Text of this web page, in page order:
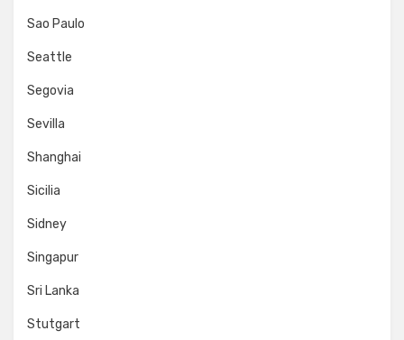
Sao Paulo
Seattle
Segovia
Sevilla
Shanghai
Sicilia
Sidney
Singapur
Sri Lanka
Stutgart